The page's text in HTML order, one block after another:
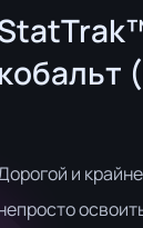
MP5-SD
MP7
ПП-19 «Бизон»
кобальт
и